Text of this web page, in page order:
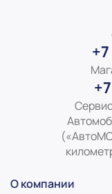
О компании